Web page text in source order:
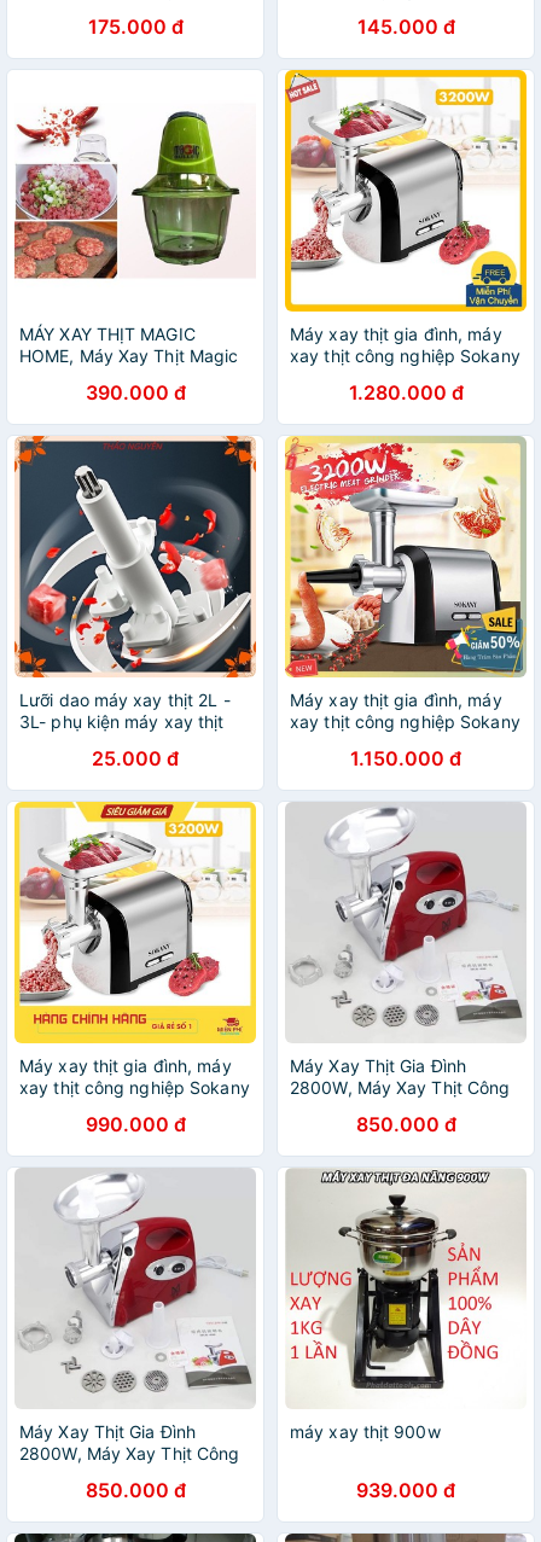
175.000 đ 145.000 đ
MÁY XAY THỊT MAGIC
HOME, Máy Xay Thịt Magic
390.000 đ
Máy xay thịt gia đình, máy
xay thịt công nghiệp Sokany
1.280.000 đ
Lưỡi dao máy xay thịt 2L -
3L- phụ kiện máy xay thịt
25.000 đ
Máy xay thịt gia đình, máy
xay thịt công nghiệp Sokany
1.150.000 đ
Máy xay thịt gia đình, máy
xay thịt công nghiệp Sokany
990.000 đ
Máy Xay Thịt Gia Đình
2800W, Máy Xay Thịt Công
850.000 đ
Máy Xay Thịt Gia Đình
2800W, Máy Xay Thịt Công
850.000 đ
máy xay thịt 900w
939.000 đ